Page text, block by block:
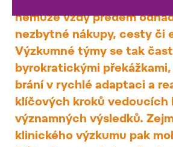
nemůže vždy předem
nezbytné nákupy, cesty či
Výzkumné týmy se tak
byrokratickými
brání v rychlé adaptaci a
klíčových kroků vedoucích
významných výsledků.
klinického výzkumu pak